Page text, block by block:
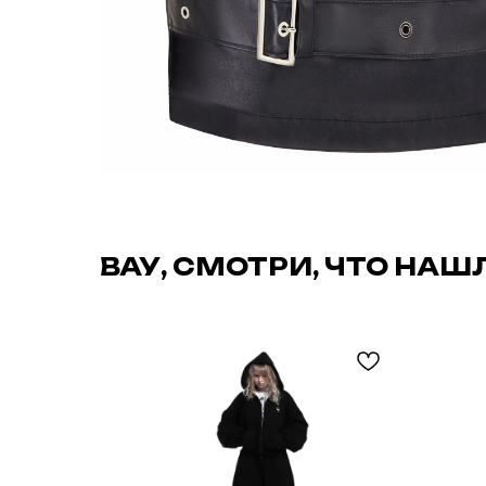
ВАУ, СМОТРИ, ЧТО